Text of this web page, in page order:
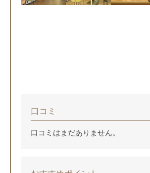
口コミ
口コミはまだありません。